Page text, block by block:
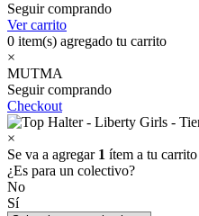
Seguir comprando
Ver carrito
0 item(s) agregado tu carrito
×
MUTMA
Seguir comprando
Checkout
×
Se va a agregar 1 ítem a tu carrito
¿Es para un colectivo?
No
Sí